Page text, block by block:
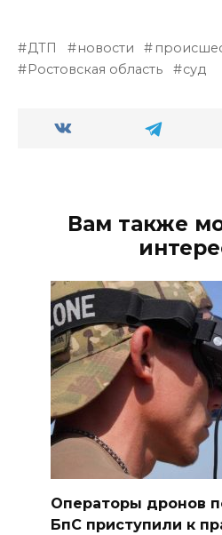
ДТП новости
Ростовская область
суд
Вам также
Операторы дронов
БпС приступили к